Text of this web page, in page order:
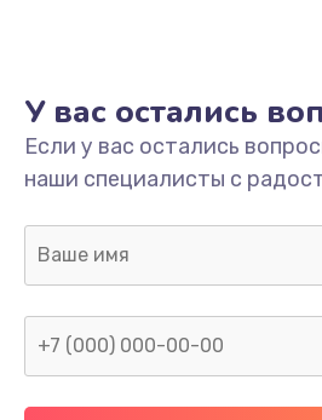
от 1790 руб.
Заказать
Замена кнопки
Замена сканера
У вас остались
Если у вас остались
наши специалисты с